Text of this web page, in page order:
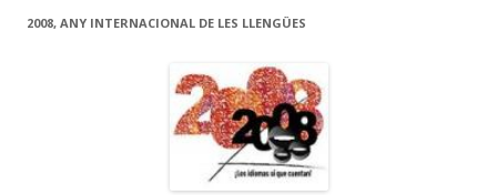
2008, ANY INTERNACIONAL DE LES LLENGÜES